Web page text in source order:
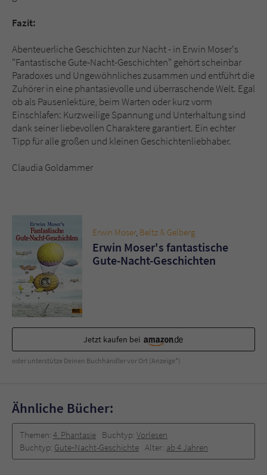
Fazit:
Abenteuerliche Geschichten zur Nacht - in Erwin Moser's
"Fantastische Gute-Nacht-Geschichten" gehört scheinbar
Paradoxes und Ungewöhnliches zusammen und entführt die
Zuhörer in eine phantasievolle und überraschende Welt. Egal
ob als Pausenlektüre, beim Warten oder kurz vorm
Einschlafen: Kurzweilige Spannung und Unterhaltung sind
dank seiner liebevollen Charaktere garantiert. Ein echter
Tipp für alle großen und kleinen Geschichtenliebhaber.
Claudia Goldammer
Erwin Moser, Beltz & Gelberg
Erwin Moser's fantastische
Gute-Nacht-Geschichten
Jetzt kaufen bei
oder unterstütze Deinen Buchhändler vor Ort (Anzeige*)
Ähnliche Bücher:
Themen: 4. Phantasie Buchtyp: Vorlesen
Buchtyp: Gute‐Nacht-Geschichte Alter: ab 4 Jahren